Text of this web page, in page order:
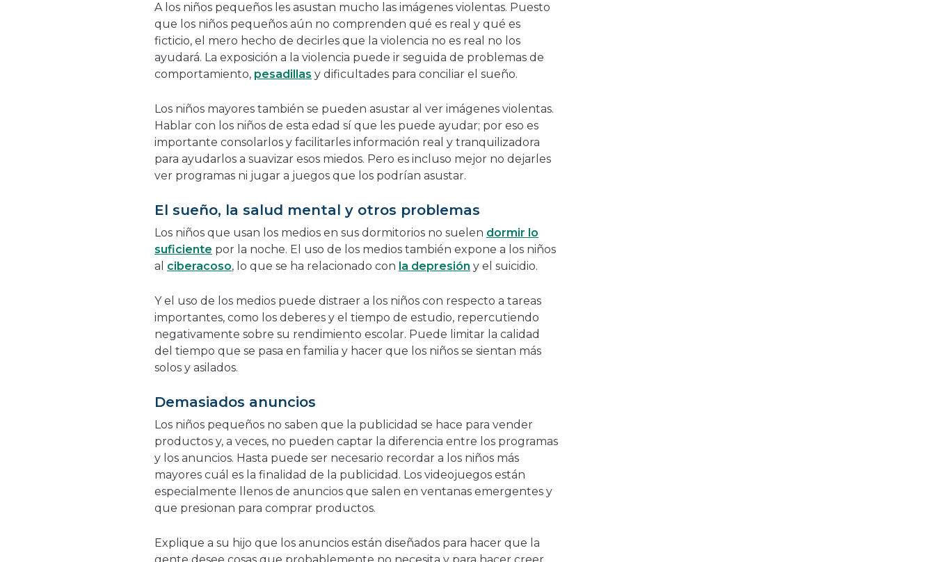
A los niños pequeños les asustan mucho las imágenes violentas. Puesto
que los niños pequeños aún no comprenden qué es real y qué es
ficticio, el mero hecho de decirles que la violencia no es real no los
ayudará. La exposición a la violencia puede ir seguida de problemas de
comportamiento, pesadillas y dificultades para conciliar el sueño.
Los niños mayores también se pueden asustar al ver imágenes violentas.
Hablar con los niños de esta edad sí que les puede ayudar; por eso es
importante consolarlos y facilitarles información real y tranquilizadora
para ayudarlos a suavizar esos miedos. Pero es incluso mejor no dejarles
ver programas ni jugar a juegos que los podrían asustar.
El sueño, la salud mental y otros problemas
Los niños que usan los medios en sus dormitorios no suelen dormir lo
suficiente por la noche. El uso de los medios también expone a los niños
al ciberacoso, lo que se ha relacionado con la depresión y el suicidio.
Y el uso de los medios puede distraer a los niños con respecto a tareas
importantes, como los deberes y el tiempo de estudio, repercutiendo
negativamente sobre su rendimiento escolar. Puede limitar la calidad
del tiempo que se pasa en familia y hacer que los niños se sientan más
solos y asilados.
Demasiados anuncios
Los niños pequeños no saben que la publicidad se hace para vender
productos y, a veces, no pueden captar la diferencia entre los programas
y los anuncios. Hasta puede ser necesario recordar a los niños más
mayores cuál es la finalidad de la publicidad. Los videojuegos están
especialmente llenos de anuncios que salen en ventanas emergentes y
que presionan para comprar productos.
Explique a su hijo que los anuncios están diseñados para hacer que la